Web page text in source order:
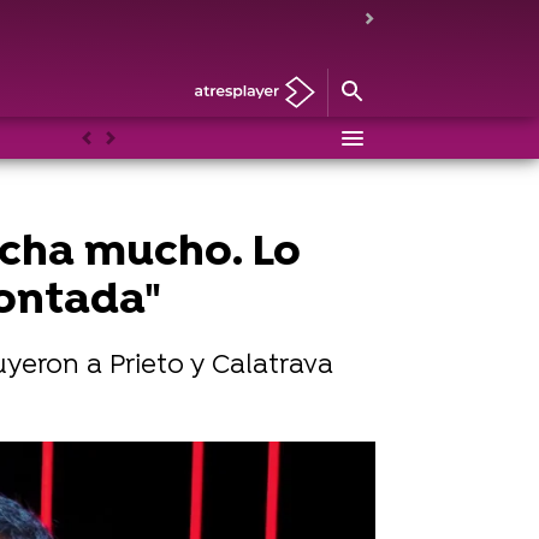
AnteriorSiguiente
mucho. Lo
a Prieto y Calatrava